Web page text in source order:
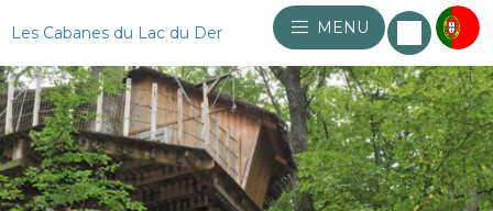
Les Cabanes du Lac du Der MENU